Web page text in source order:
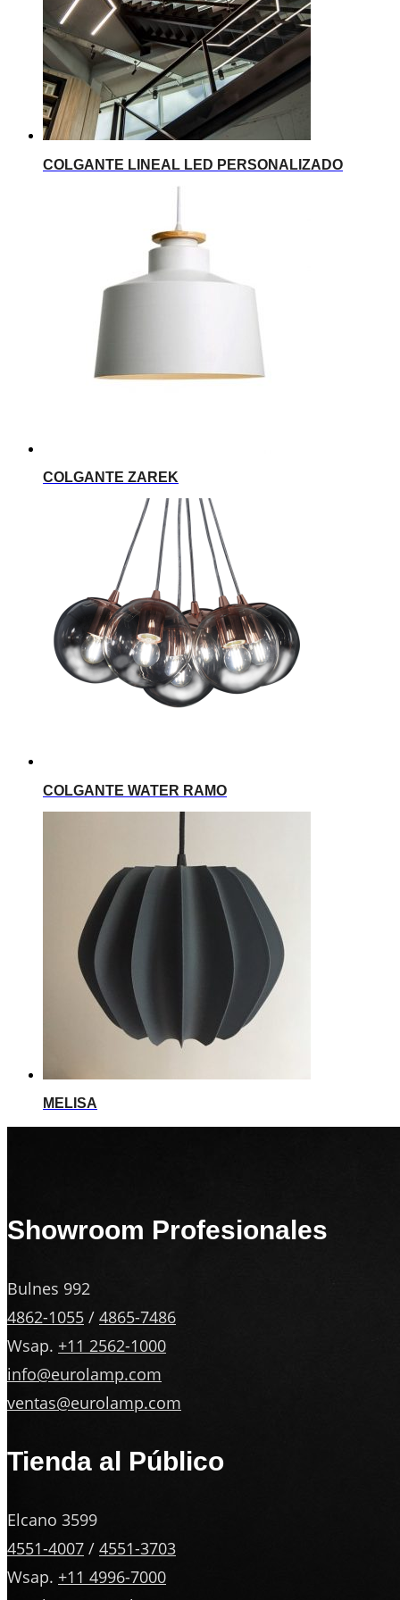
COLGANTE LINEAL LED PERSONALIZADO
COLGANTE ZAREK
COLGANTE WATER RAMO
MELISA
Showroom Profesionales
Bulnes 992
4862-1055 / 4865-7486
Wsap. +11 2562-1000
info@eurolamp.com
ventas@eurolamp.com
Tienda al Público
Elcano 3599
4551-4007 / 4551-3703
Wsap. +11 4996-7000